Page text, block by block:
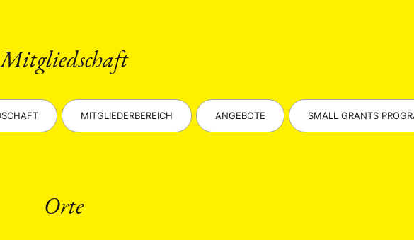
Mitgliedschaft
MITGLIEDERBEREICH ANGEBOTE SMALL GRANTS
Orte